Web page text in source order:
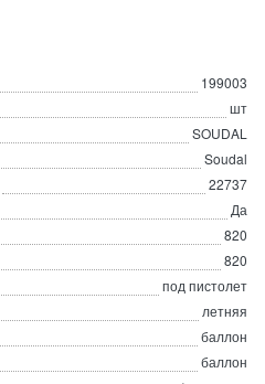
199003
шт
SOUDAL
Soudal
22737
Да
820
820
под пистолет
летняя
баллон
баллон